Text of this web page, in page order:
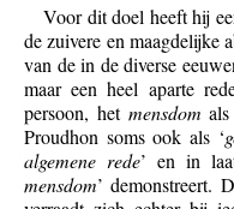
Voor dit doel heeft hij
de zuivere en maagdelijke
van de in de diverse
maar een heel aparte
persoon, het mensdom
Proudhon soms ook als ‘
algemene rede’ en in
mensdom’ demonstreert.